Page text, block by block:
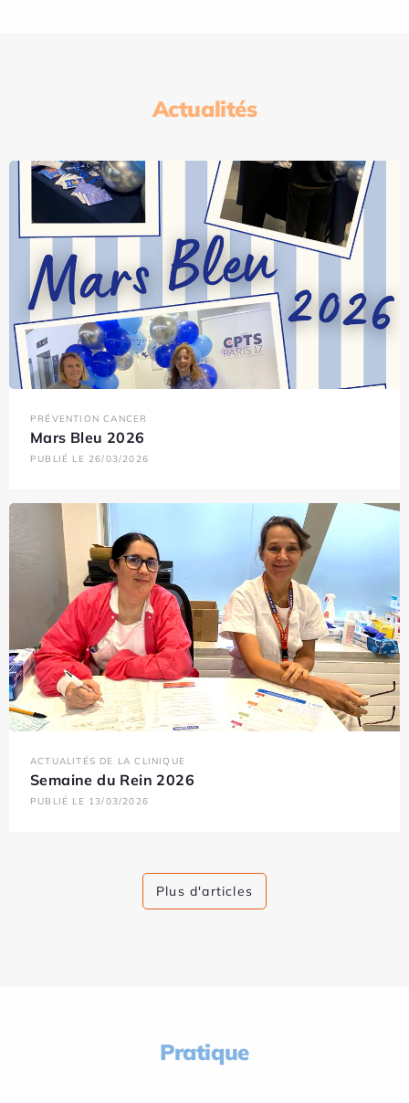
Actualités
PRÉVENTION CANCER
Mars Bleu 2026
PUBLIÉ LE 26/03/2026
ACTUALITÉS DE LA CLINIQUE
Semaine du Rein 2026
PUBLIÉ LE 13/03/2026
Plus d'articles
Pratique